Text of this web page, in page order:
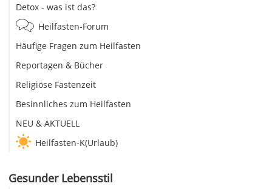
Detox - was ist das?
Heilfasten-Forum
Häufige Fragen zum Heilfasten
Reportagen & Bücher
Religiöse Fastenzeit
Besinnliches zum Heilfasten
NEU & AKTUELL
Heilfasten-K(Urlaub)
Gesunder Lebensstil